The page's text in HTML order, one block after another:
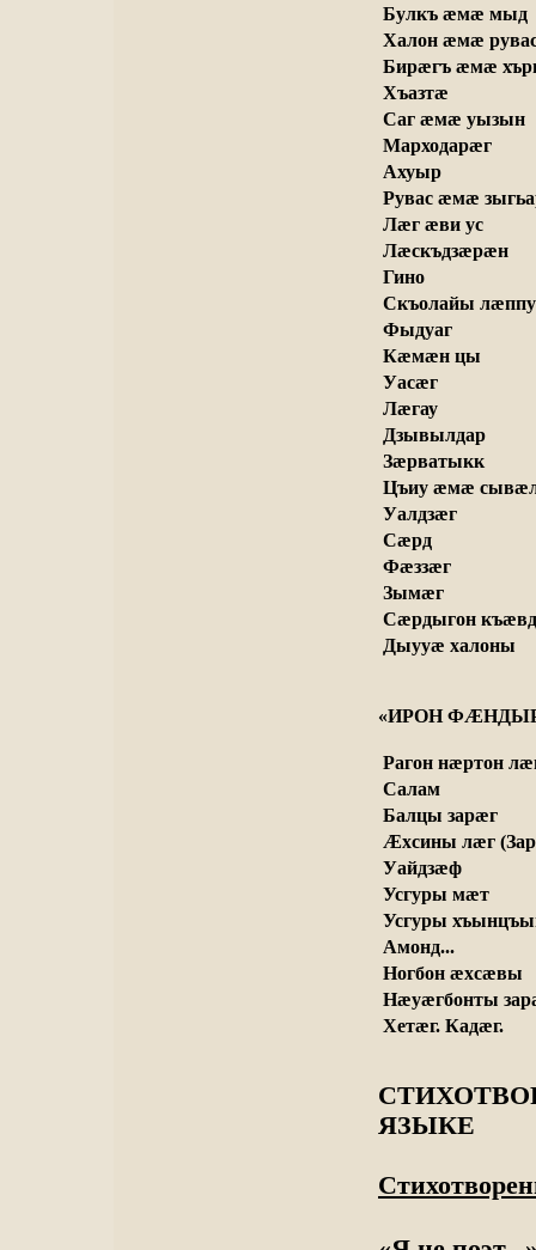
Булкъ æмæ мыд
Халон æмæ
Бирæгъ æмæ
Хъазтæ
Саг æмæ уызын
Марходарæг
Ахуыр
Рувас æмæ
Лæг æви ус
Лæскъдзæрæн
Гино
Скъолайы лæппу
Фыдуаг
Кæмæн цы
Уасæг
Лæгау
Дзывылдар
Зæрватыкк
Цъиу æмæ
Уалдзæг
Сæрд
Фæззæг
Зымæг
Сæрдыгон
Дыууæ халоны
«ИРОН
Рагон нæртон
Салам
Балцы зарæг
Æхсины лæг
Уайдзæф
Усгуры мæт
Усгуры
Амонд...
Ногбон æхсæвы
Нæуæгбонты
Хетæг. Кадæг.
ЯЗЫКЕ